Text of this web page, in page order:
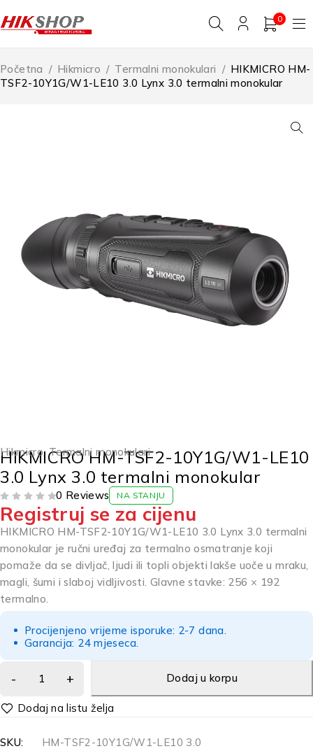
0
Početna / Hikmicro / Termalni monokulari / HIKMICRO HM-
TSF2-10Y1G/W1-LE10 3.0 Lynx 3.0 termalni monokular
Hikmicro,Termalni monokulari
HIKMICRO HM-TSF2-10Y1G/W1-LE10
3.0 Lynx 3.0 termalni monokular
0 Reviews NA STANJU
Registruj se za cijenu
HIKMICRO HM-TSF2-10Y1G/W1-LE10 3.0 Lynx 3.0 termalni
monokular je ručni uređaj za termalno osmatranje koji
pomaže da se divljač, ljudi ili topli objekti lakše uoče u mraku,
magli, šumi i slaboj vidljivosti. Glavne stavke: 256 × 192
termalno.
Procijenjeno vrijeme isporuke: 2-7 dana.
Garancija: 24 mjeseca.
Dodaj u korpu
Alternative:
SKU:
HM-TSF2-10Y1G/W1-LE10 3.0